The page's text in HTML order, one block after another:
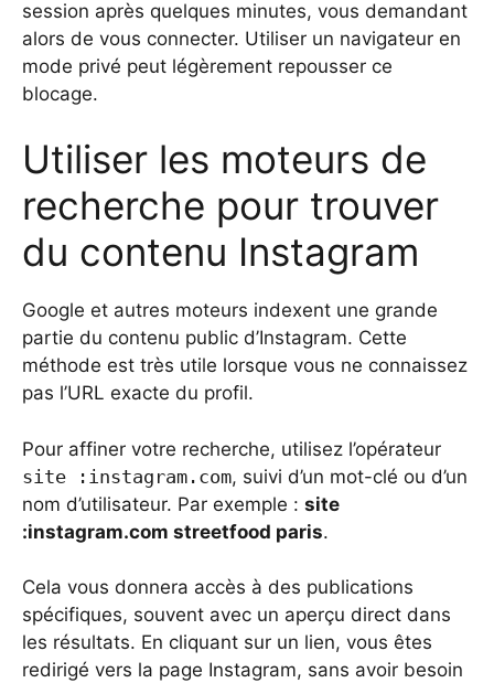
session après quelques minutes, vous demandant
alors de vous connecter. Utiliser un navigateur en
mode privé peut légèrement repousser ce
blocage.
Utiliser les moteurs de
recherche pour trouver
du contenu Instagram
Google et autres moteurs indexent une grande
partie du contenu public d’Instagram. Cette
méthode est très utile lorsque vous ne connaissez
pas l’URL exacte du profil.
Pour affiner votre recherche, utilisez l’opérateur
site :instagram.com, suivi d’un mot-clé ou d’un
nom d’utilisateur. Par exemple : site
:instagram.com streetfood paris.
Cela vous donnera accès à des publications
spécifiques, souvent avec un aperçu direct dans
les résultats. En cliquant sur un lien, vous êtes
redirigé vers la page Instagram, sans avoir besoin